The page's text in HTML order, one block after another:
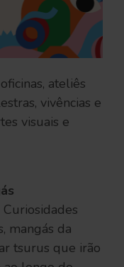
ateliês
vivências e
visuais e
mangás da
tsurus que irão